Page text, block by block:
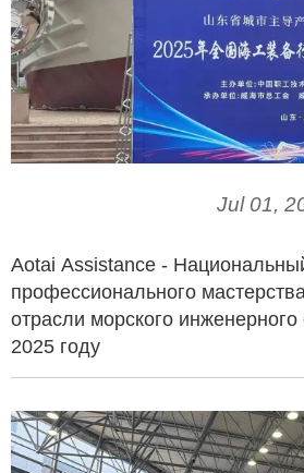
Jul 01,
Aotai Assistance -
профессионального
отрасли морского
2025 году